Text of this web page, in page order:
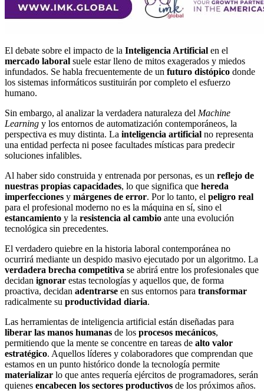
El debate sobre el impacto de la Inteligencia Artificial en el
mercado laboral suele estar lleno de mitos exagerados y miedos
infundados. Se habla frecuentemente de un futuro distópico donde
los sistemas informáticos sustituirán por completo el esfuerzo
humano.
Sin embargo, al analizar la verdadera naturaleza del Machine
Learning y los entornos de automatización contemporáneos, la
perspectiva es muy distinta. La inteligencia artificial no representa
una entidad perfecta ni posee facultades místicas para predecir
soluciones infalibles.
Al haber sido construida y entrenada por personas, es un reflejo de
nuestras propias capacidades, lo que significa que hereda
imperfecciones y márgenes de error. Por lo tanto, el peligro real
para el profesional moderno no es la máquina en sí, sino el
estancamiento y la resistencia al cambio ante una evolución
tecnológica sin precedentes.
El verdadero quiebre en la historia laboral contemporánea no
ocurrirá mediante un despido masivo ejecutado por un algoritmo. La
verdadera brecha competitiva se abrirá entre los profesionales que
decidan ignorar estas tecnologías y aquellos que, de forma
proactiva, decidan adentrarse en sus entornos para transformar
radicalmente su productividad diaria.
Las herramientas de inteligencia artificial están diseñadas para
liberar las manos humanas de los procesos mecánicos,
permitiendo que la mente se concentre en tareas de alto valor
estratégico. Aquellos líderes y colaboradores que comprendan que
estamos en un punto histórico donde la tecnología permite
materializar lo que antes requería ejércitos de programadores, serán
quienes encabecen los sectores productivos de los próximos años.